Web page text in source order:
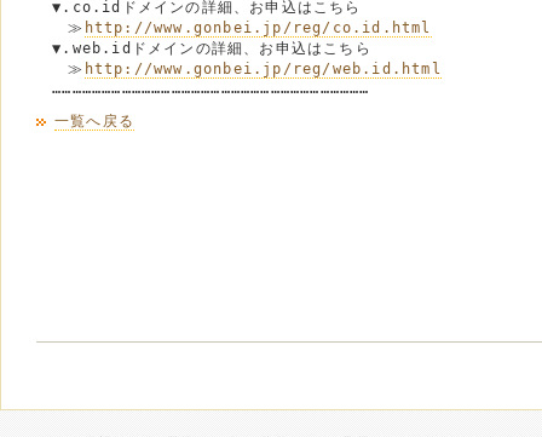
▼.co.idドメインの詳細、お申込はこちら
≫ http://www.gonbei.jp/reg/co.id.html
▼.web.idドメインの詳細、お申込はこちら
≫ http://www.gonbei.jp/reg/web.id.html
一覧へ戻る